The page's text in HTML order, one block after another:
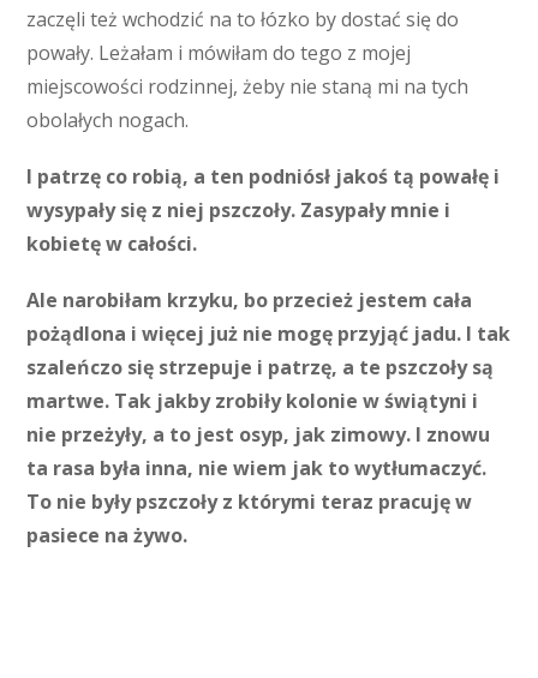
zaczęli też wchodzić na to łózko by dostać się do
powały. Leżałam i mówiłam do tego z mojej
miejscowości rodzinnej, żeby nie staną mi na tych
obolałych nogach.
I patrzę co robią, a ten podniósł jakoś tą powałę i
wysypały się z niej pszczoły. Zasypały mnie i
kobietę w całości.
Ale narobiłam krzyku, bo przecież jestem cała
pożądlona i więcej już nie mogę przyjąć jadu. I tak
szaleńczo się strzepuje i patrzę, a te pszczoły są
martwe. Tak jakby zrobiły kolonie w świątyni i
nie przeżyły, a to jest osyp, jak zimowy. I znowu
ta rasa była inna, nie wiem jak to wytłumaczyć.
To nie były pszczoły z którymi teraz pracuję w
pasiece na żywo.